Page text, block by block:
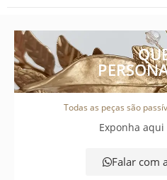
Todas as peças são
Exponha
Falar com